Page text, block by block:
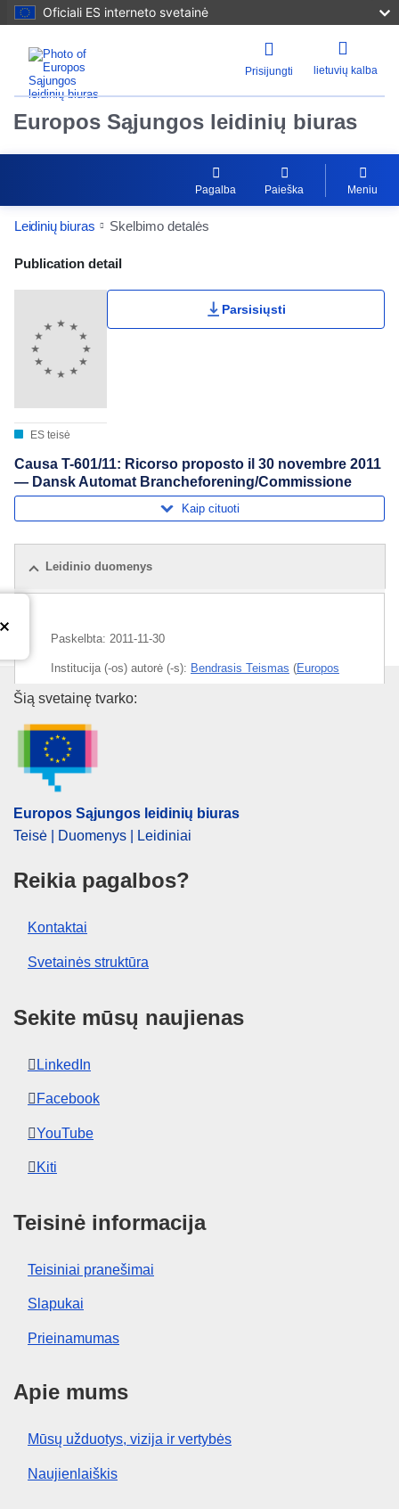
Oficiali ES interneto svetainė
Prisijungti lietuvių kalba
Europos Sąjungos leidinių biuras
Pagalba Paieška Meniu
Leidinių biuras Skelbimo detalės
Publication Detail Actions Portlet
Publication detail
ES teisė
Parsisiųsti
Causa T-601/11: Ricorso proposto il 30 novembre 2011
— Dansk Automat Brancheforening/Commissione
Kaip cituoti
Leidinio duomenys
Paskelbta: 2011-11-30
Institucija (-os) autorė (-s): Bendrasis Teismas (Europos
Sąjungos Teisingumo Teismas
Tema:azartiniai lošimai
pagalba
OJ : JOC_2012_025_R_0063_02
Europos Sąjungos leidinių
Šią svetainę tvarko:
Europos Sąjungos leidinių biuras
Teisė | Duomenys | Leidiniai
Reikia pagalbos?
Kontaktai
Svetainės struktūra
Sekite mūsų naujienas
LinkedIn
Facebook
YouTube
Kiti
Teisinė informacija
Teisiniai pranešimai
Slapukai
Prieinamumas
Apie mums
Mūsų užduotys, vizija ir vertybės
Naujienlaiškis